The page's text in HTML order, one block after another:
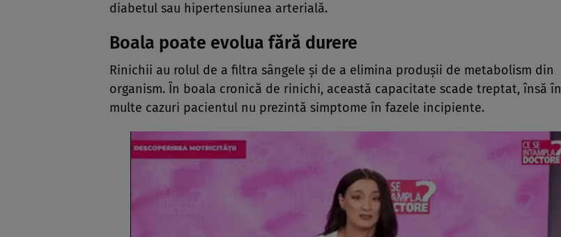
diabetul sau hipertensiunea arterială.
Boala poate evolua fără durere
Rinichii au rolul de a filtra sângele și de a elimina produșii de metabolism din
organism. În boala cronică de rinichi, această capacitate scade treptat, însă în
multe cazuri pacientul nu prezintă simptome în fazele incipiente.